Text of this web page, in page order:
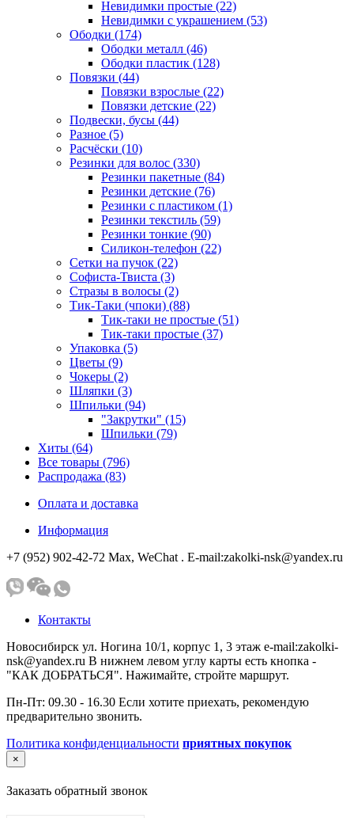
Невидимки простые (22)
Невидимки с украшением (53)
Ободки (174)
Ободки металл (46)
Ободки пластик (128)
Повязки (44)
Повязки взрослые (22)
Повязки детские (22)
Подвески, бусы (44)
Разное (5)
Расчёски (10)
Резинки для волос (330)
Резинки пакетные (84)
Резинки детские (76)
Резинки с пластиком (1)
Резинки текстиль (59)
Резинки тонкие (90)
Силикон-телефон (22)
Сетки на пучок (22)
Софиста-Твиста (3)
Стразы в волосы (2)
Тик-Таки (чпоки) (88)
Тик-таки не простые (51)
Тик-таки простые (37)
Упаковка (5)
Цветы (9)
Чокеры (2)
Шляпки (3)
Шпильки (94)
"Закрутки" (15)
Шпильки (79)
Хиты (64)
Все товары (796)
Распродажа (83)
Оплата и доставка
Информация
+7 (952) 902-42-72 Мах, WeChat . E-mail:zakolki-nsk@yandex.ru
Контакты
Новосибирск ул. Ногина 10/1, корпус 1, 3 этаж e-mail:zakolki-
nsk@yandex.ru В нижнем левом углу карты есть кнопка -
"КАК ДОБРАТЬСЯ". Нажимайте, стройте маршрут.
Пн-Пт: 09.30 - 16.30 Если хотите приехать, рекомендую
предварительно звонить.
Политика конфиденциальности приятных покупок
×
Заказать обратный звонок